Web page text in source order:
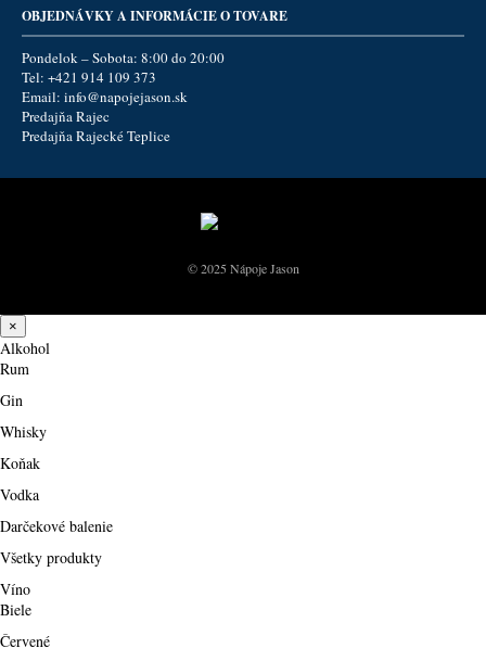
OBJEDNÁVKY A INFORMÁCIE O TOVARE
Pondelok – Sobota: 8:00 do 20:00
Tel: +421 914 109 373
Email: info@napojejason.sk
Predajňa Rajec
Predajňa Rajecké Teplice
© 2025 Nápoje Jason
×
Alkohol
Rum
Gin
Whisky
Koňak
Vodka
Darčekové balenie
Všetky produkty
Víno
Biele
Červené